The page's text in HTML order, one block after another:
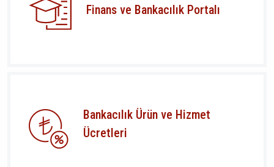
Finans ve Bankacılık Portalı
Bankacılık Ürün ve Hizmet
Ücretleri